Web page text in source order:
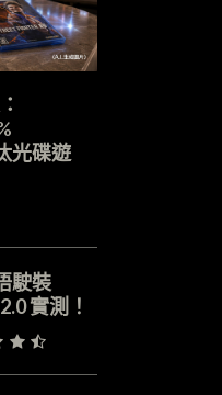
光碟遊
駛裝
實測！